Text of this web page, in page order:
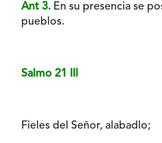
Ant 3. En su presencia se
pueblos.
Salmo 21 III
Fieles del Señor, alabadlo;